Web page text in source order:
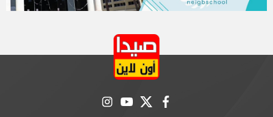
facebook
twitter
youtube
instagram